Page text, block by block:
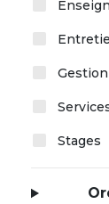
Stages